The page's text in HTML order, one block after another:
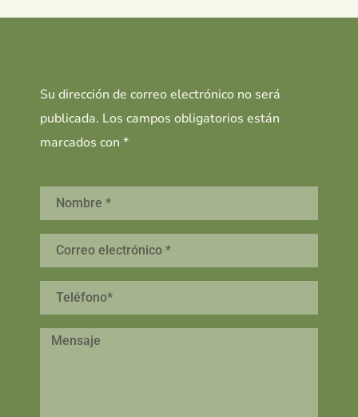
Su dirección de correo electrónico no será
publicada. Los campos obligatorios están
marcados con *